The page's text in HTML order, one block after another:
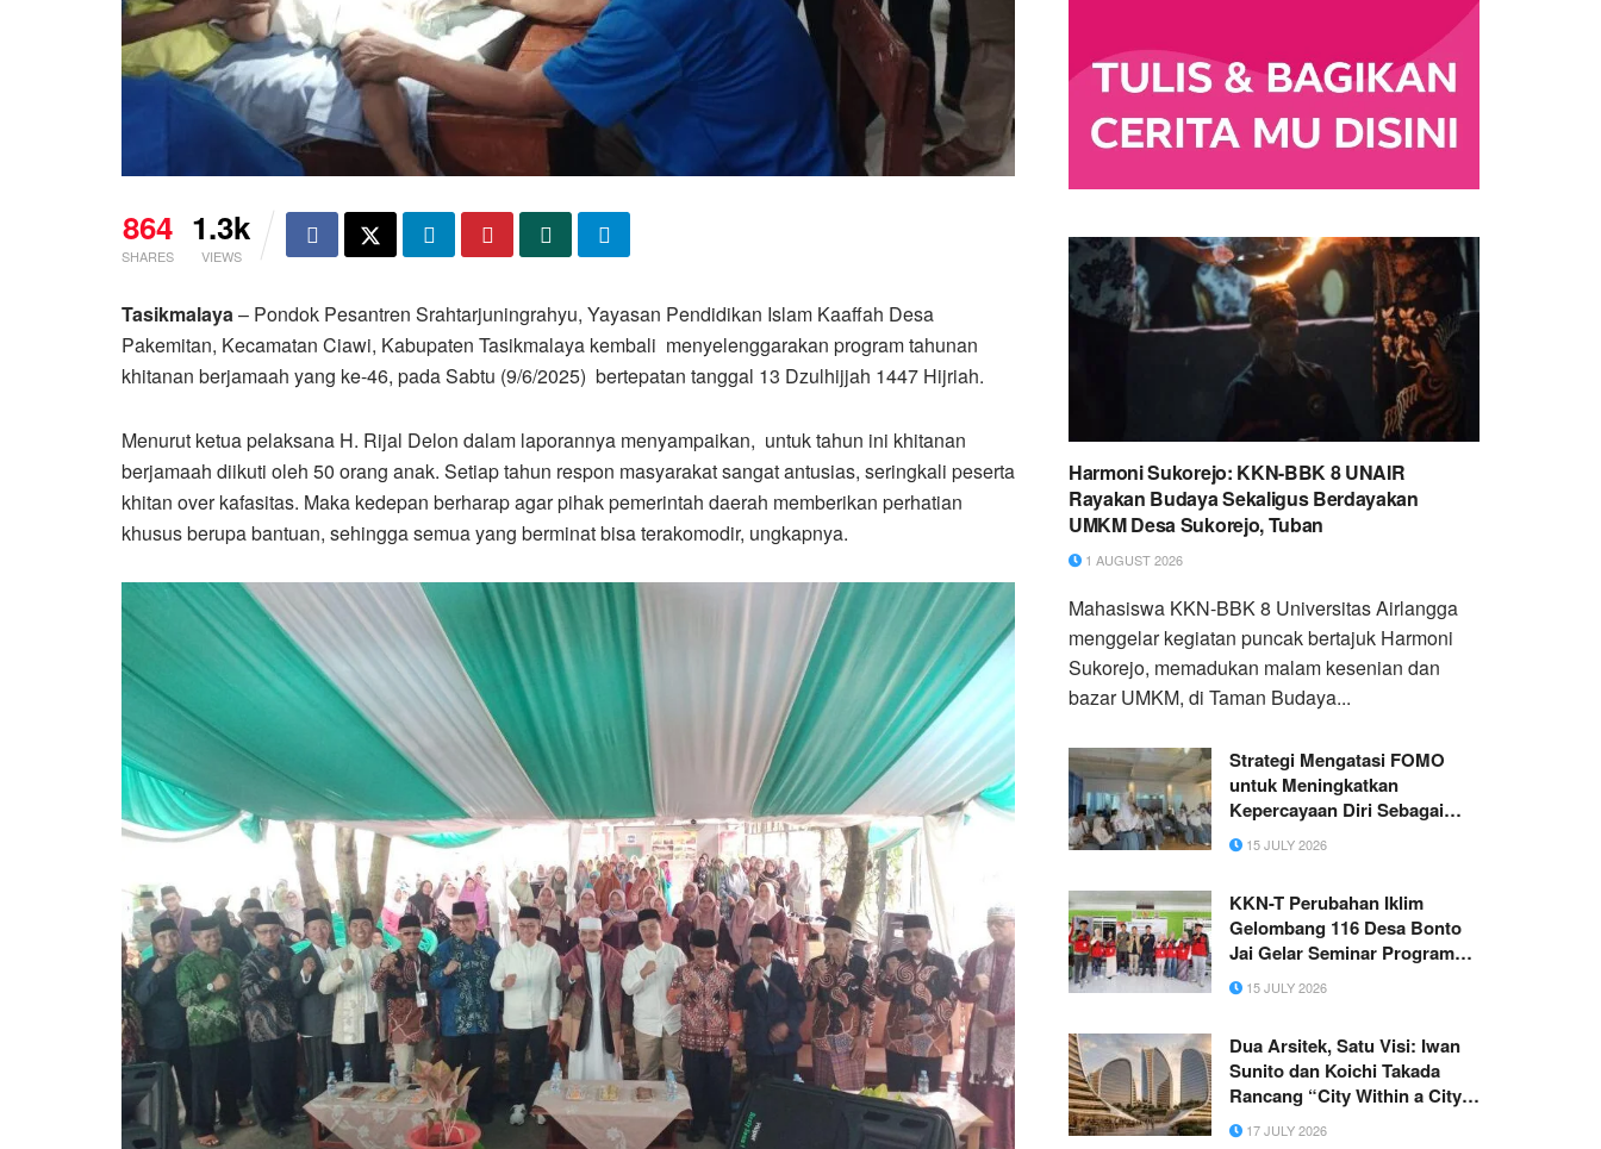
864
SHARES
1.3k
VIEWS
Tasikmalaya – Pondok Pesantren Srahtarjuningrahyu, Yayasan Pendidikan Islam Kaaffah Desa
Pakemitan, Kecamatan Ciawi, Kabupaten Tasikmalaya kembali menyelenggarakan program tahunan
khitanan berjamaah yang ke-46, pada Sabtu (9/6/2025) bertepatan tanggal 13 Dzulhijjah 1447 Hijriah.
Menurut ketua pelaksana H. Rijal Delon dalam laporannya menyampaikan, untuk tahun ini khitanan
berjamaah diikuti oleh 50 orang anak. Setiap tahun respon masyarakat sangat antusias, seringkali peserta
khitan over kafasitas. Maka kedepan berharap agar pihak pemerintah daerah memberikan perhatian
khusus berupa bantuan, sehingga semua yang berminat bisa terakomodir, ungkapnya.
Harmoni Sukorejo: KKN-BBK 8 UNAIR
Rayakan Budaya Sekaligus Berdayakan
UMKM Desa Sukorejo, Tuban
1 AUGUST 2026
Mahasiswa KKN-BBK 8 Universitas Airlangga
menggelar kegiatan puncak bertajuk Harmoni
Sukorejo, memadukan malam kesenian dan
bazar UMKM, di Taman Budaya...
Strategi Mengatasi FOMO
untuk Meningkatkan
Kepercayaan Diri Sebagai
Upaya Pengembangan SDM
Siswa/i SMK Atlantis Plus
15 JULY 2026
KKN-T Perubahan Iklim
Gelombang 116 Desa Bonto
Jai Gelar Seminar Program
Kerja, Dorong Inovasi
Adaptasi dan Mitigasi
15 JULY 2026
Dua Arsitek, Satu Visi: Iwan
Sunito dan Koichi Takada
Rancang “City Within a City”
Baru untuk Sydney
17 JULY 2026